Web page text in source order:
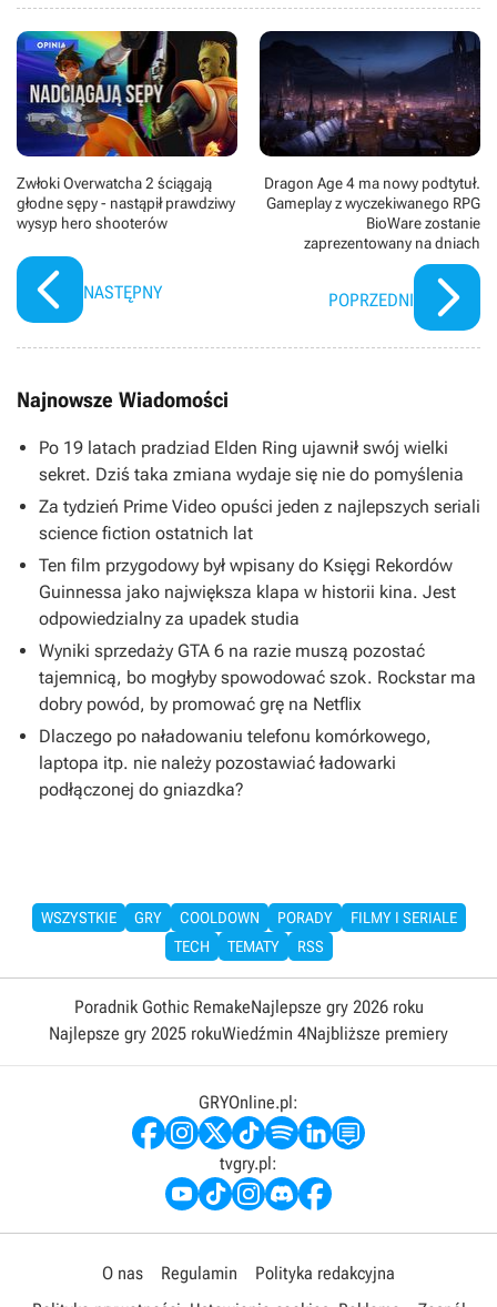
Zwłoki Overwatcha 2 ściągają
głodne sępy - nastąpił prawdziwy
wysyp hero shooterów
NASTĘPNY
Dragon Age 4 ma nowy podtytuł.
Gameplay z wyczekiwanego RPG
BioWare zostanie
zaprezentowany na dniach
POPRZEDNI
Najnowsze Wiadomości
Po 19 latach pradziad Elden Ring ujawnił swój wielki
sekret. Dziś taka zmiana wydaje się nie do pomyślenia
Za tydzień Prime Video opuści jeden z najlepszych seriali
science fiction ostatnich lat
Ten film przygodowy był wpisany do Księgi Rekordów
Guinnessa jako największa klapa w historii kina. Jest
odpowiedzialny za upadek studia
Wyniki sprzedaży GTA 6 na razie muszą pozostać
tajemnicą, bo mogłyby spowodować szok. Rockstar ma
dobry powód, by promować grę na Netflix
Dlaczego po naładowaniu telefonu komórkowego,
laptopa itp. nie należy pozostawiać ładowarki
podłączonej do gniazdka?
WSZYSTKIE GRY COOLDOWN PORADY
FILMY I SERIALE
TECH
TEMATY RSS
Poradnik Gothic RemakeNajlepsze gry 2026 roku
Najlepsze gry 2025 rokuWiedźmin 4Najbliższe premiery
GRYOnline.pl:
tvgry.pl:
O nas Regulamin
Polityka redakcyjna